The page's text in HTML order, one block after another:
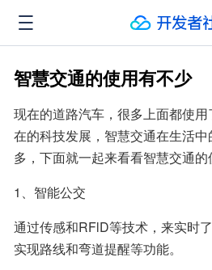
智慧交通的使用有不少
现在的道路汽车，很多上面都使用
在的科技发展，智慧交通在生活
多，下面就一起来看看智慧交通的
1、智能公交
通过传感和RFlD等技术，来实时
实现路线和弯道提醒等功能。